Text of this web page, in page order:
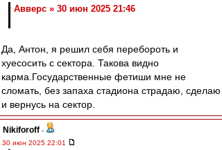
Авверс » 30 июн 2025 21:46
Да, Антон, я решил себя перебороть и
хуесосить с сектора. Такова видно
карма.Государственные фетиши мне не
сломать, без запаха стадиона страдаю, сделаю
и вернусь на сектор.
Nikiforoff -
30 июн 2025 22:01